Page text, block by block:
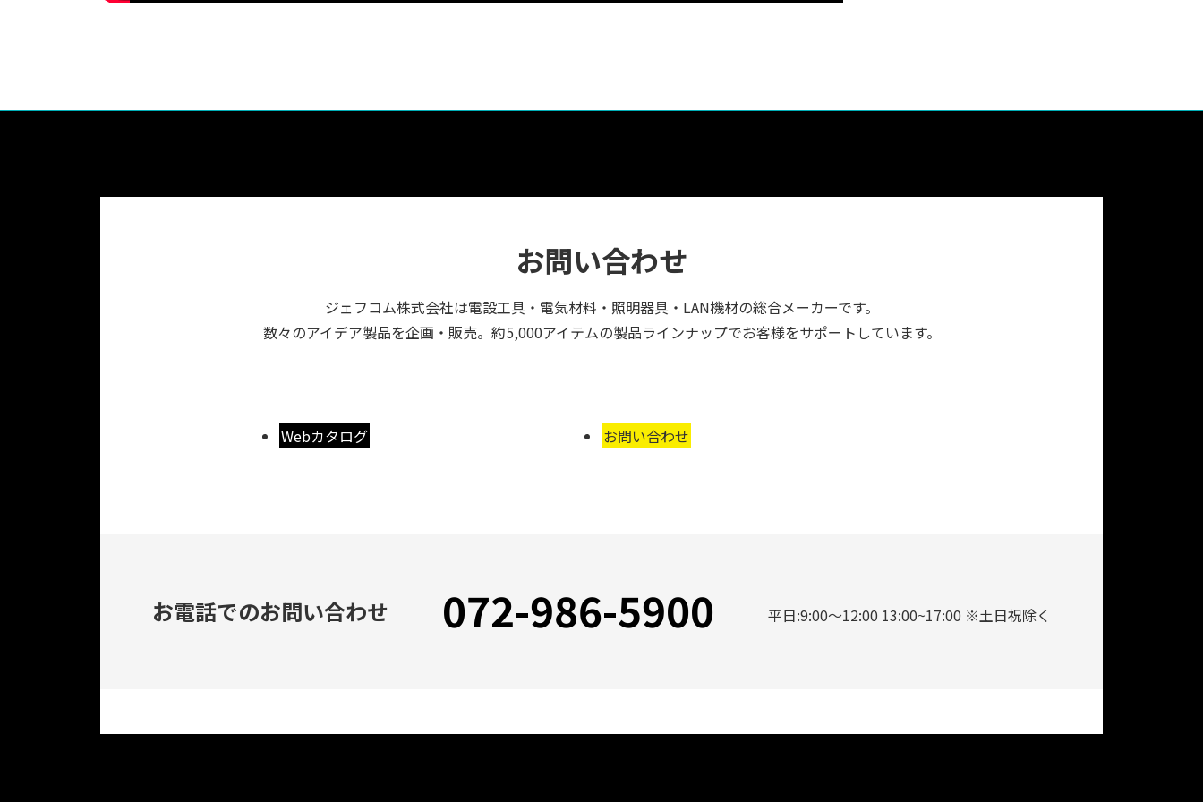
お問い合わせ
ジェフコム株式会社は電設工具・電気材料・照明器具・LAN機材の総合メーカーです。
数々のアイデア製品を企画・販売。約5,000アイテムの製品ラインナップでお客様をサポートしています。
Webカタログ お問い合わせ
お電話でのお問い合わせ 072-986-5900 平日:9:00～12:00 13:00~17:00 ※土日祝除く